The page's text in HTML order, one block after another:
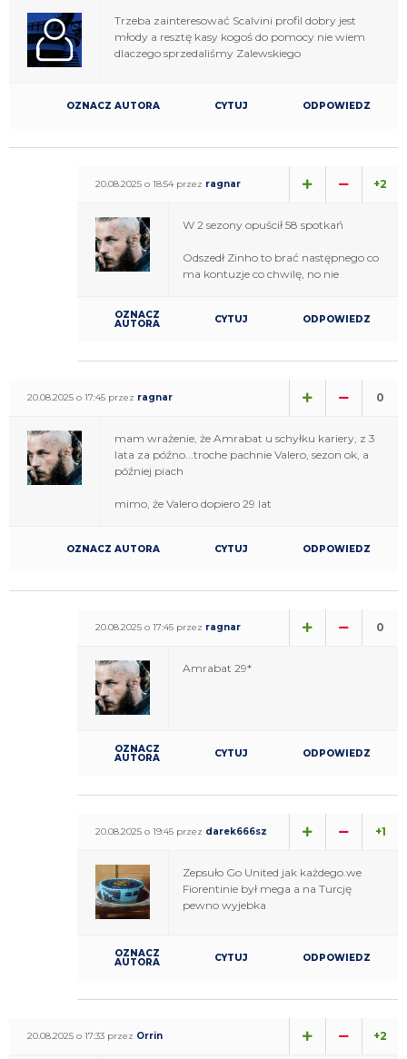
Trzeba zainteresować Scalvini profil dobry jest
młody a resztę kasy kogoś do pomocy nie wiem
dlaczego sprzedaliśmy Zalewskiego
OZNACZ AUTORA CYTUJ ODPOWIEDZ
20.08.2025 o 18:54 przez ragnar +2
W 2 sezony opuścił 58 spotkań
Odszedł Zinho to brać następnego co
ma kontuzje co chwilę, no nie
OZNACZ
AUTORA CYTUJ ODPOWIEDZ
20.08.2025 o 17:45 przez ragnar 0
mam wrażenie, że Amrabat u schyłku kariery, z 3
lata za późno...troche pachnie Valero, sezon ok, a
później piach
mimo, że Valero dopiero 29 lat
OZNACZ AUTORA CYTUJ ODPOWIEDZ
20.08.2025 o 17:45 przez ragnar 0
Amrabat 29*
OZNACZ
AUTORA CYTUJ ODPOWIEDZ
20.08.2025 o 19:45 przez darek666sz +1
Zepsuło Go United jak każdego.we
Fiorentinie był mega a na Turcję
pewno wyjebka
OZNACZ
AUTORA CYTUJ ODPOWIEDZ
20.08.2025 o 17:33 przez Orrin +2